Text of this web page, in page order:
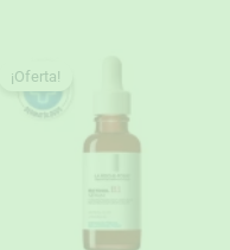
¡Oferta!
¡Oferta!